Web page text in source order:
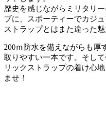
歴史を感じながらミリタリ
ブに、スポーティーでカジ
ストラップとはまた違った魅
200ｍ防水を備えながらも厚
取りやすい一本です。そし
リックストラップの着け心
ませ！